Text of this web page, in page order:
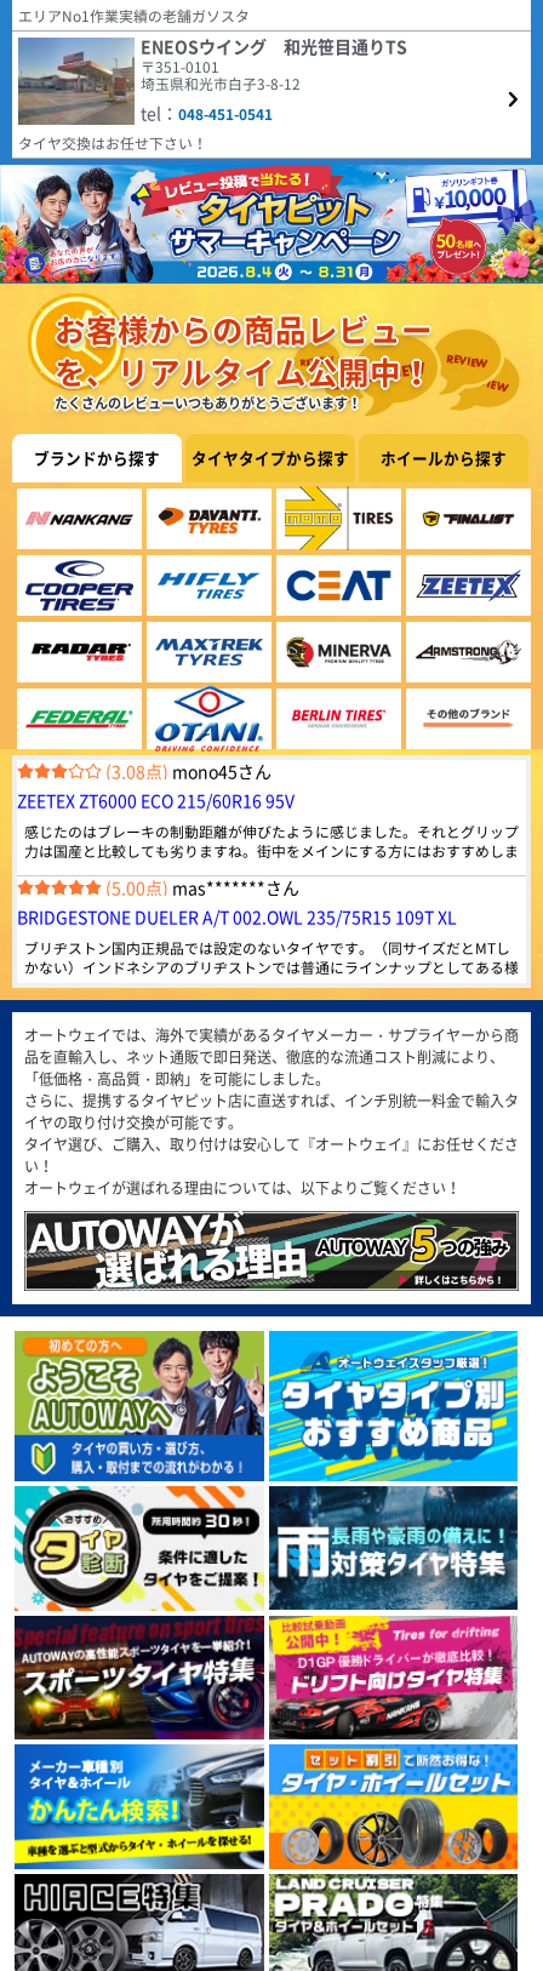
COOPER TIRES（クーパー・タイヤ) は1914年にアメリ
カで設立され、乗用車向けラジアルタイヤやSUV用タイ
ヤの製造・販売を行っています。本社はオハイオ州フィ
ンドレーに所在し、100年以上の歴史を持つタイヤメー
カーです。同社はグッドイヤーのチームとなっていま
す。
総合評価： 181件
HIFLY
ハイフライ
高次元な品質とコストパフォーマンスの両立を実現し、
北米、ヨーロッパをはじめ世界各国で販売されている人
気ブランドHIFLY。 アメリカ合衆国運輸省の認定規格で
ています。
総合評価： 920件 4.38
特設ページは
こちら!
ZEETEX
ジーテックス
ドバイ発のグローバルタイヤブランドZEETEX。 乗用車
からトラック・バス用まで幅広いラインナップを世界85
ヶ国以上で販売しています。
総合評価：959件 4.42
特設ページは
こちら!
レーダー
シンガポール発のグローバルタイヤブランドRADAR。
世界初の環境に優しい“カーボンニュートラル承認”を取
得したタイヤブランドです。
総合評価：834件 4.45
こちら!
MAXTREK
マックストレック
TREK（マックストレック）。 世界一流タイヤ工場と並
ぶ技術力を備えており、中国、アメリカ、ヨーロッパな
どの認証も取得。 道路状況に考慮された、さまざまな特
性を持ったタイヤを設計しています。
総合評価：816件 4.39
こちら!
MINERVA
ミネルバ
ヨーロッパで愛されて100年。ベルギー発の歴史的グロ
ーバルタイヤブランドMINERVA。ヨーロッパをはじめア
ジアなど世界50ヶ国以上で販売されています。
総合評価：1371件 4.49
特設ページは
こちら!
ARMSTRONG
アームストロング
フロリダ州のマイアミに拠点を置き、最先端の技術と製
造施設で、乗用車、商用車のタイヤを製造しています。
総合評価：166件 4.58
特設ページは
FEDERAL
フェデラル
FEDERAL（フェデラル）は、1954年に台湾で設立さ
れ、1960年から1979年はブリヂストンと、1981年から
2000年までは住友ゴム工業（ダンロップ）とそれぞれ技
術提供を行い、基礎から高度な技術までノウハウを習
得。独自のブランドを築き上げてきました。世界70以上
の国、100以上の地域に代理店があり、強力なグローバ
ルネットワークを持つタイヤメーカーです。
総合評価：7件 4.00
特設ページは
こちら!
TRAVELSTAR
トラベルスター
TRAVELSTAR（トラベルスター）は、アメリカに拠点を
置くブランドです。高品質でコストパフォーマンスを両
立し、北米市場の規準、規定に合格しています。
総合評価：16件 4.44
KENDA
ケンダ
KENDA（ケンダ）は、世界150か国以上に愛用されるワ
ールドブランドタイヤで、街乗り、オフロードから本格
レーシングタイヤまで高品質なタイヤをリーズナブルな
価格で提供しています。台湾、中国、ベトナムに7工場
を展開し、すべてでISO9001を取得。環境にも配慮した
製造設備で技術と生産性を高め、より価格競争力のある
製品を市場に送りだしています。
総合評価：9件 4.35
NITTO
ニットー
特設ページは
こちら!
エリアNo1作業実績の老舗ガソスタ
ENEOSウイング 和光笹目通りTS
〒351-0101
埼玉県和光市白子3-8-12
tel： 048-451-0541
タイヤ交換はお任せ下さい！
お客様からの商品レビュー
を、リアルタイム公開中！
たくさんのレビューいつもありがとうございます！
ブランドから探す タイヤタイプから探す ホイールから探す
日常の使用に問題なし。ピッタリと地面を感じるので安心して運転できま
す。
(4.29点)mak*******さん
MINERVA ECOSPEED2 SUV 215/60R17 100V XL
購入から約1年装着した感想です。 車種はマツダMPV。 装着から約1.0万
キロ走っています。性能に問題が無くコスパから考えても優れたタイヤだと
思います。1点気になる点が燃費が少し悪くなったのかな？と感じます。空
気圧等で少しは燃費が良くなるのでしょうか。
(4.43点)hir*******さん
GOODYEAR EfficientGrip Comfort 195/45R17 81W
街乗りで不満は無いと思う。 乗り心地は良い、ロードノイズは静か 生産国
は日本製でこの値段なら文句は無いと思う。
(5.00点)
EMBELY S12 14x4.5 45 100x4 GM
早くて良かった。
BRIDGESTONE BLIZZAK VRX3 155/65R14 75Q ｽﾀｯﾄﾞﾚｽ
早くて良かった。
スーさんさん
MINERVA ALL SEASON MASTER 165/60R14 79H XL
以前から、オートウエイのタイヤ使用、一般道及び 高速道路も120㌔くらい
の走行では、国産タイヤと 遜色なく走るし、特に摩耗が大きいわけではあ
りません コストパフォーマンスが良く 以前の車 エブリー ワゴンから、
乗り換えた、中古車もオートウエイの タイヤが装着してました
(5.00点)bea*******さん
MAXTREK MAXIMUS M1 165/55R14 72V
綺麗なタイヤでした、また御願いします。外国製でも充分でした。
(3.08点) mono45さん
ZEETEX ZT6000 ECO 215/60R16 95V
感じたのはブレーキの制動距離が伸びたように感じました。それとグリップ
力は国産と比較しても劣りますね。街中をメインにする方にはおすすめしま
すが、そうでない方には他を探したほうが良さそうに思えました。
(5.00点) mas*******さん
BRIDGESTONE DUELER A/T 002.OWL 235/75R15 109T XL
ブリヂストン国内正規品では設定のないタイヤです。（同サイズだとMTし
かない）インドネシアのブリヂストンでは普通にラインナップとしてある様
です。まだ装着していません。 海外メーカーと比べて耐摩耗性が低いでし
ょうが、性能劣化が少ないという意味で期待しています。
(5.00点)gmt*******さん
MAXTREK MAXIMUS M1 245/40R20 99W XL
この価格で質も全然問題無し！ またリピートしたいです。
(4.86点)qol0309さん
ARMSTRONG BLU-TRAC HP 205/55R16 94W XL
問題なし定期交換しましょう
(4.86点)ike*******さん
MINERVA F205 215/45R17.Z 91Y XL
価格以上の性能を感じられるコスパ抜群のタイヤでした。グリップ・静粛性
ともに想像以上で、街乗りでは安心して走れます。 但し、燃費に関しては
若干心配はしていますが、この値段ではと割り切り、これから様子をみてい
きます。
(5.00点)pek*******さん
RADAR Dimax R8+ 275/40R19.Z 105Y XL
とても良く助かって居ます。ありがとう御座いました。
(5.00点)sig*******さん
MINERVA 209 165/60R15 81T XL
素早い対応ありがとうございました びっくりするくらい早く届きました
オートウェイでは、海外で実績があるタイヤメーカー・サプライヤーから商
品を直輸入し、ネット通販で即日発送、徹底的な流通コスト削減により、
「低価格・高品質・即納」を可能にしました。
さらに、提携するタイヤピット店に直送すれば、インチ別統一料金で輸入タ
イヤの取り付け交換が可能です。
タイヤ選び、ご購入、取り付けは安心して『オートウェイ』にお任せくださ
い！
オートウェイが選ばれる理由については、以下よりご覧ください！